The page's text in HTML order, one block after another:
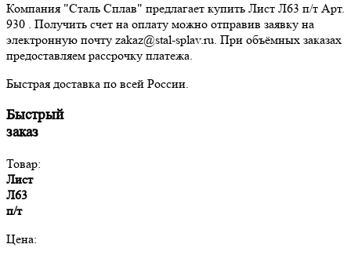
Компания "Сталь Сплав" предлагает купить Лист Л63 п/т Арт.
930 . Получить счет на оплату можно отправив заявку на
электронную почту zakaz@stal-splav.ru. При объёмных заказах
предоставляем рассрочку платежа.
Быстрая доставка по всей России.
Быстрый
заказ
Товар:
Лист
Л63
п/т
Цена: